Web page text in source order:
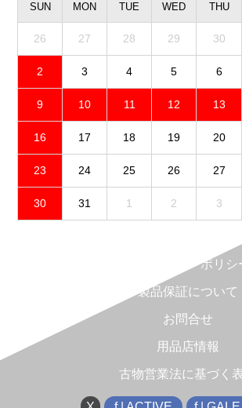
SUN MON TUE WED THU
26 27 28 29 30
2 3 4 5 6
9 10 11 12 13
16 17 18 19 20
23 24 25 26 27
30 31 1 2 3
プライバシーポリシ
製品保証について
お問合せ
用品店情報
古物営業法に基づく